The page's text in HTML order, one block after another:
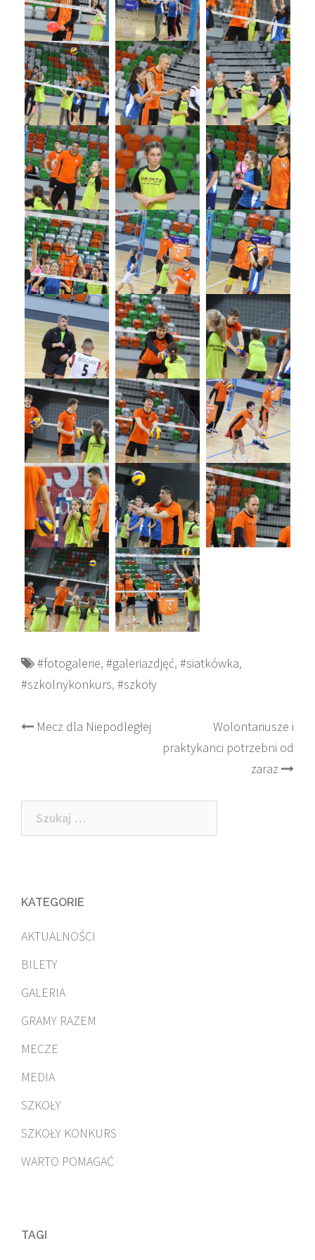
#fotogalerie, #galeriazdjęć, #siatkówka,
#szkolnykonkurs, #szkoły
Post
Mecz dla Niepodległej
Wolontariusze i
praktykanci potrzebni od
zaraz
Szukaj:
KATEGORIE
AKTUALNOŚCI
BILETY
GALERIA
GRAMY RAZEM
MECZE
MEDIA
SZKOŁY
SZKOŁY KONKURS
WARTO POMAGAĆ
TAGI